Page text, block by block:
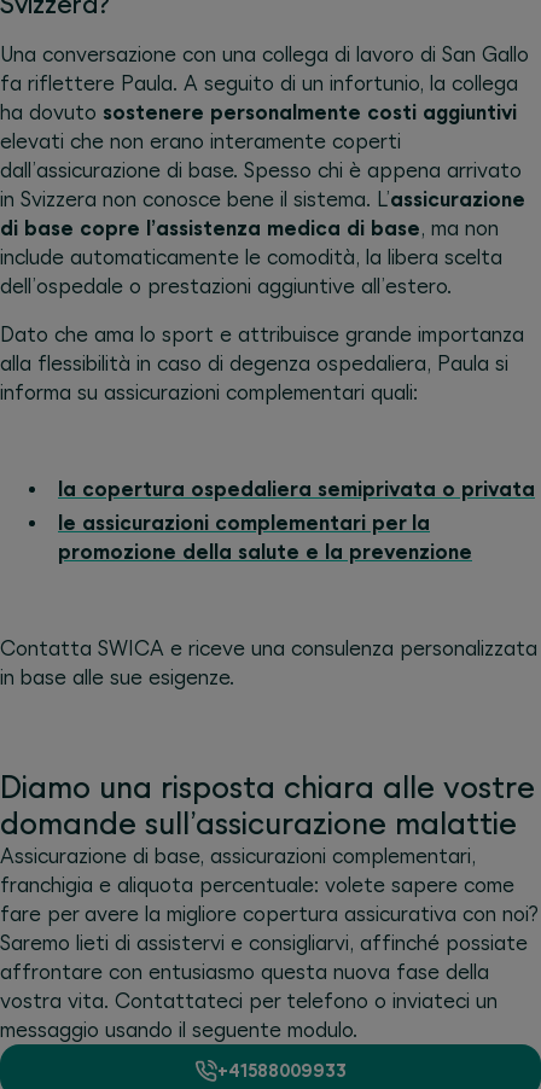
Una conversazione con una collega di lavoro di San Gallo
fa riflettere Paula. A seguito di un infortunio, la collega
ha dovuto sostenere personalmente costi aggiuntivi
elevati che non erano interamente coperti
dall’assicurazione di base. Spesso chi è appena arrivato
in Svizzera non conosce bene il sistema. L’assicurazione
di base copre l’assistenza medica di base, ma non
include automaticamente le comodità, la libera scelta
dell’ospedale o prestazioni aggiuntive all’estero.
Dato che ama lo sport e attribuisce grande importanza
alla flessibilità in caso di degenza ospedaliera, Paula si
informa su assicurazioni complementari quali:
la copertura ospedaliera semiprivata o privata
le assicurazioni complementari per la
promozione della salute e la prevenzione
Contatta SWICA e riceve una consulenza personalizzata
in base alle sue esigenze.
Diamo una risposta chiara alle vostre
domande sull’assicurazione malattie
Assicurazione di base, assicurazioni complementari,
franchigia e aliquota percentuale: volete sapere come
fare per avere la migliore copertura assicurativa con noi?
Saremo lieti di assistervi e consigliarvi, affinché possiate
affrontare con entusiasmo questa nuova fase della
vostra vita. Contattateci per telefono o inviateci un
messaggio usando il seguente modulo.
+41588009933